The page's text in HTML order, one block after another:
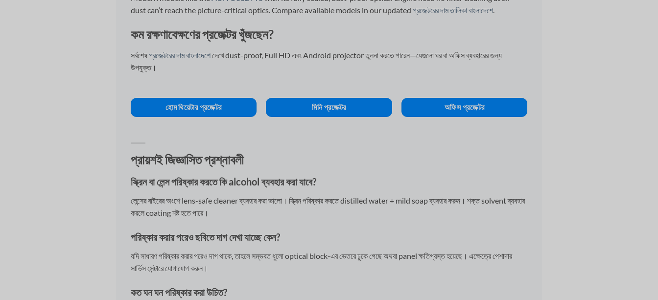
dust can’t reach the picture-critical optics. Compare available models in our updated প্রজেক্টরের দাম তালিকা বাংলাদেশে.
কম রক্ষণাবেক্ষণের প্রজেক্টর খুঁজছেন?
সর্বশেষপ্রজেক্টরের দাম বাংলাদেশেদেখে dust-proof, Full HD এবং Android projector তুলনা করতে পারেন—যেগুলো ঘর বা অফিস ব্যবহারের জন্য
উপযুক্ত।
হোম থিয়েটার প্রজেক্টর মিনি প্রজেক্টর অফিস প্রজেক্টর
প্রায়শই জিজ্ঞাসিত প্রশ্নাবলী
স্ক্রিন বা লেন্স পরিষ্কার করতে কি alcohol ব্যবহার করা যাবে?
লেন্সের বাইরের অংশে lens-safe cleaner ব্যবহার করা ভালো। স্ক্রিন পরিষ্কার করতে distilled water + mild soap ব্যবহার করুন। শক্ত solvent ব্যবহার
করলে coating নষ্ট হতে পারে।
পরিষ্কার করার পরেও ছবিতে দাগ দেখা যাচ্ছে কেন?
যদি সাধারণ পরিষ্কার করার পরেও দাগ থাকে, তাহলে সম্ভবত ধুলো optical block-এর ভেতরে ঢুকে গেছে অথবা panel ক্ষতিগ্রস্ত হয়েছে। এক্ষেত্রে পেশাদার
সার্ভিস সেন্টারে যোগাযোগ করুন।
কত ঘন ঘন পরিষ্কার করা উচিত?